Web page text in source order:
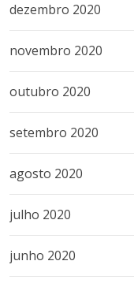
dezembro 2020
novembro 2020
outubro 2020
setembro 2020
agosto 2020
julho 2020
junho 2020